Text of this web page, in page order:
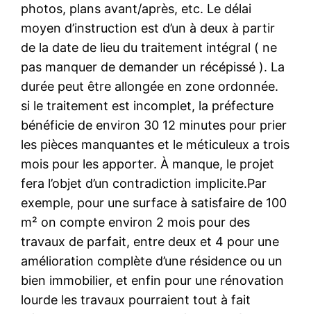
photos, plans avant/après, etc. Le délai
moyen d’instruction est d’un à deux à partir
de la date de lieu du traitement intégral ( ne
pas manquer de demander un récépissé ). La
durée peut être allongée en zone ordonnée.
si le traitement est incomplet, la préfecture
bénéficie de environ 30 12 minutes pour prier
les pièces manquantes et le méticuleux a trois
mois pour les apporter. À manque, le projet
fera l’objet d’un contradiction implicite.Par
exemple, pour une surface à satisfaire de 100
m² on compte environ 2 mois pour des
travaux de parfait, entre deux et 4 pour une
amélioration complète d’une résidence ou un
bien immobilier, et enfin pour une rénovation
lourde les travaux pourraient tout à fait